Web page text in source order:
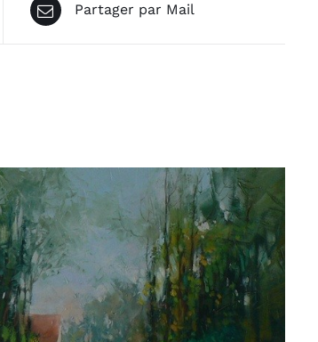
Partager par Mail
AJOUTER AU PANIER / APERÇU